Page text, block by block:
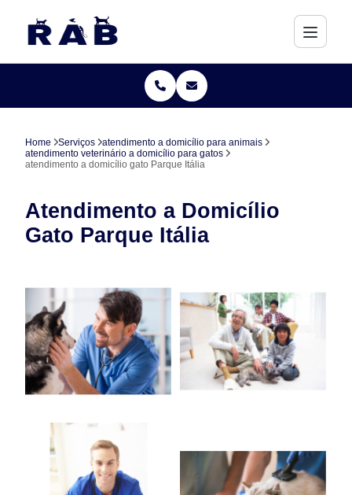
Home Serviços
atendimento a domicílio para animais
atendimento veterinário a domicílio para gatos
atendimento a domicílio gato Parque Itália
Atendimento a Domicílio
Gato Parque Itália